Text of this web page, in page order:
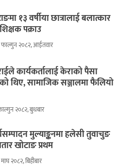
१३ वर्षीया छात्रालाई बलात्कार
पक्राउ
२०८२, आईतवार
कार्यकर्तालाई केराको पैसा
थिए, सामाजिक सञ्जालमा फैलियो
२०८२, बुधबार
मुल्याङ्कनमा हलेसी तुवाचुङ
खोटाङ प्रथम
२०८२, बिहीबार